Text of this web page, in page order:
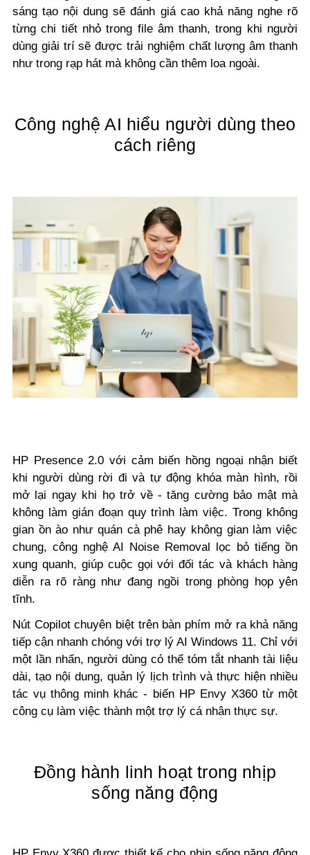
sáng tạo nội dung sẽ đánh giá cao khả năng nghe rõ
từng chi tiết nhỏ trong file âm thanh, trong khi người
dùng giải trí sẽ được trải nghiệm chất lượng âm thanh
như trong rạp hát mà không cần thêm loa ngoài.
Công nghệ AI hiểu người dùng theo
cách riêng
HP Presence 2.0 với cảm biến hồng ngoại nhận biết
khi người dùng rời đi và tự động khóa màn hình, rồi
mở lại ngay khi họ trở về - tăng cường bảo mật mà
không làm gián đoạn quy trình làm việc. Trong không
gian ồn ào như quán cà phê hay không gian làm việc
chung, công nghệ AI Noise Removal lọc bỏ tiếng ồn
xung quanh, giúp cuộc gọi với đối tác và khách hàng
diễn ra rõ ràng như đang ngồi trong phòng họp yên
tĩnh.
Nút Copilot chuyên biệt trên bàn phím mở ra khả năng
tiếp cận nhanh chóng với trợ lý AI Windows 11. Chỉ với
một lần nhấn, người dùng có thể tóm tắt nhanh tài liệu
dài, tạo nội dung, quản lý lịch trình và thực hiện nhiều
tác vụ thông minh khác - biến HP Envy X360 từ một
công cụ làm việc thành một trợ lý cá nhân thực sự.
Đồng hành linh hoạt trong nhịp
sống năng động